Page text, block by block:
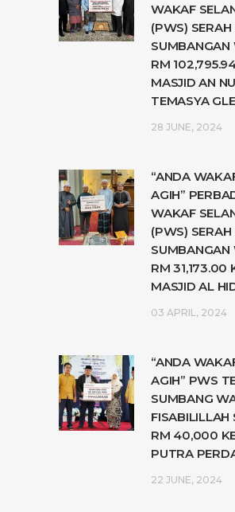
WAKAF
(PWS) SERAH
SUMBANGAN
RM
MASJID AN
TEMASYA
28 JUNE, 2024
“ANDA
AGIH”
WAKAF
(PWS) SERAH
SUMBANGAN
RM 31,173.00
MASJID AL
03 APRIL, 2024
“ANDA
AGIH” PWS
SUMBANG
FISABILILLAH
RM 40,000
PUTRA
22 JUNE, 2024